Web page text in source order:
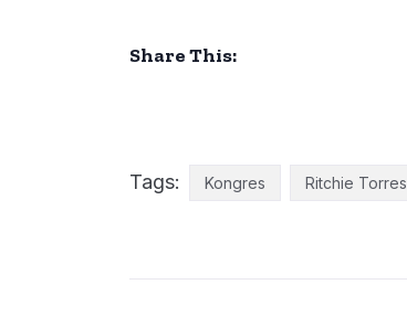
Share This:
Tags: Kongres Ritchie Torres